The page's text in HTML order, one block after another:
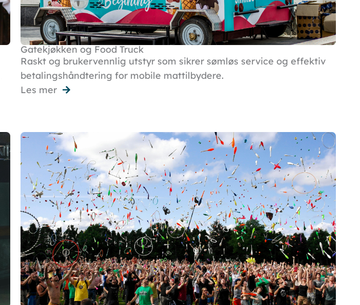
Gatekjøkken og Food Truck
Raskt og brukervennlig utstyr som sikrer sømløs service og effektiv
betalingshåndtering for mobile mattilbydere.
Les mer